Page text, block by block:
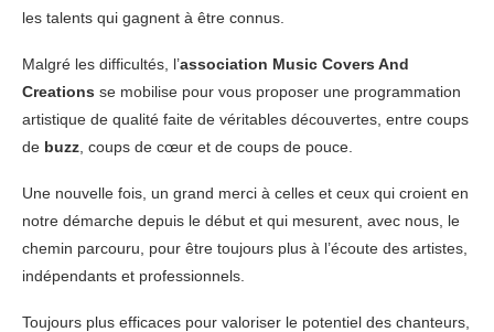
les talents qui gagnent à être connus.
Malgré les difficultés, l’association Music Covers And
Creations se mobilise pour vous proposer une programmation
artistique de qualité faite de véritables découvertes, entre coups
de buzz , coups de cœur et de coups de pouce.
Une nouvelle fois, un grand merci à celles et ceux qui croient en
notre démarche depuis le début et qui mesurent, avec nous, le
chemin parcouru, pour être toujours plus à l’écoute des artistes,
indépendants et professionnels.
Toujours plus efficaces pour valoriser le potentiel des chanteurs,